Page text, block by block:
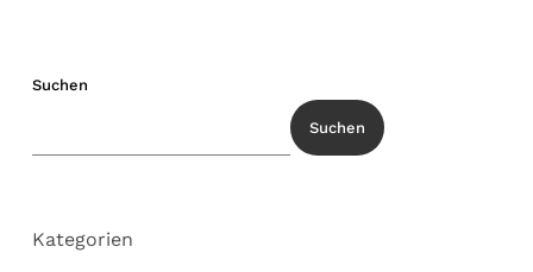
Suchen
Suchen
Kategorien